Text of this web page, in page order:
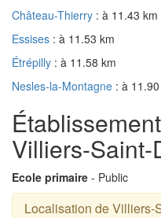
Château-Thierry : à 11.43 km
Essises : à 11.53 km
Étrépilly : à 11.58 km
Nesles-la-Montagne : à
Villiers-Saint-
Ecole primaire - Public
Localisation de Villiers-